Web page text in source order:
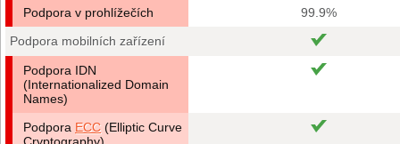
Podpora v prohlížečích
99.9%
Podpora mobilních zařízení
Podpora IDN
(Internationalized Domain
Names)
Podpora ECC (Elliptic Curve